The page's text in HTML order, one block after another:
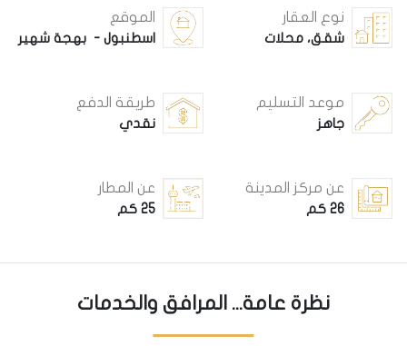
نوع العقار
شقق، محلات
الموقع
اسطنبول - بهجة شهير
موعد التسليم
جاهز
طريقة الدفع
نقدي
عن مركز المدينة
26 كم
عن المطار
25 كم
نظرة عامة... المرافق والخدمات